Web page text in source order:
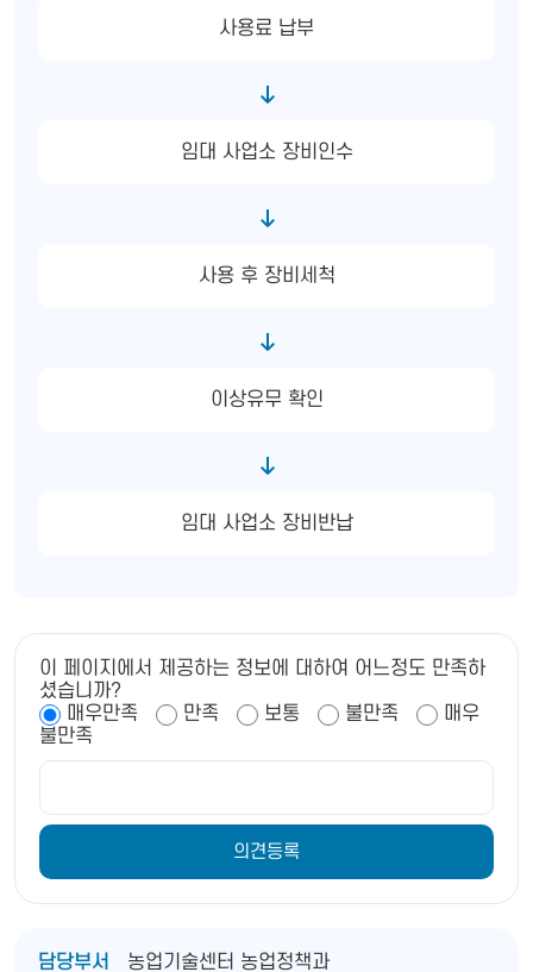
사용료 납부
임대 사업소 장비인수
사용 후 장비세척
이상유무 확인
임대 사업소 장비반납
이 페이지에서 제공하는 정보에 대하여 어느정도 만족하
셨습니까?
매우만족
만족 보통 불만족
매우
불만족
담당부서 농업기술센터 농업정책과